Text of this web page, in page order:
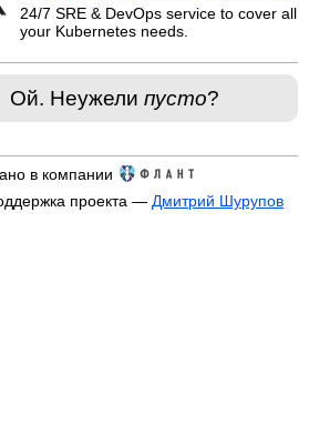
24/7 SRE & DevOps service to cover all
your Kubernetes needs.
Ой. Неужели пусто?
в компании
проекта — Дмитрий Шурупов